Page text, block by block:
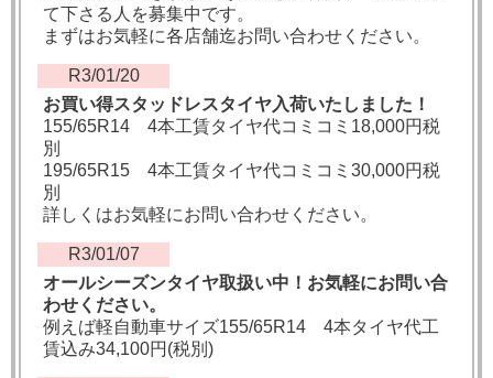
て下さる人を募集中です。
まずはお気軽に各店舗迄お問い合わせください。
R3/01/20
お買い得スタッドレスタイヤ入荷いたしました！
155/65R14 4本工賃タイヤ代コミコミ18,000円税
別
195/65R15 4本工賃タイヤ代コミコミ30,000円税
別
詳しくはお気軽にお問い合わせください。
R3/01/07
オールシーズンタイヤ取扱い中！お気軽にお問い合
わせください。
例えば軽自動車サイズ155/65R14 4本タイヤ代工
賃込み34,100円(税別)